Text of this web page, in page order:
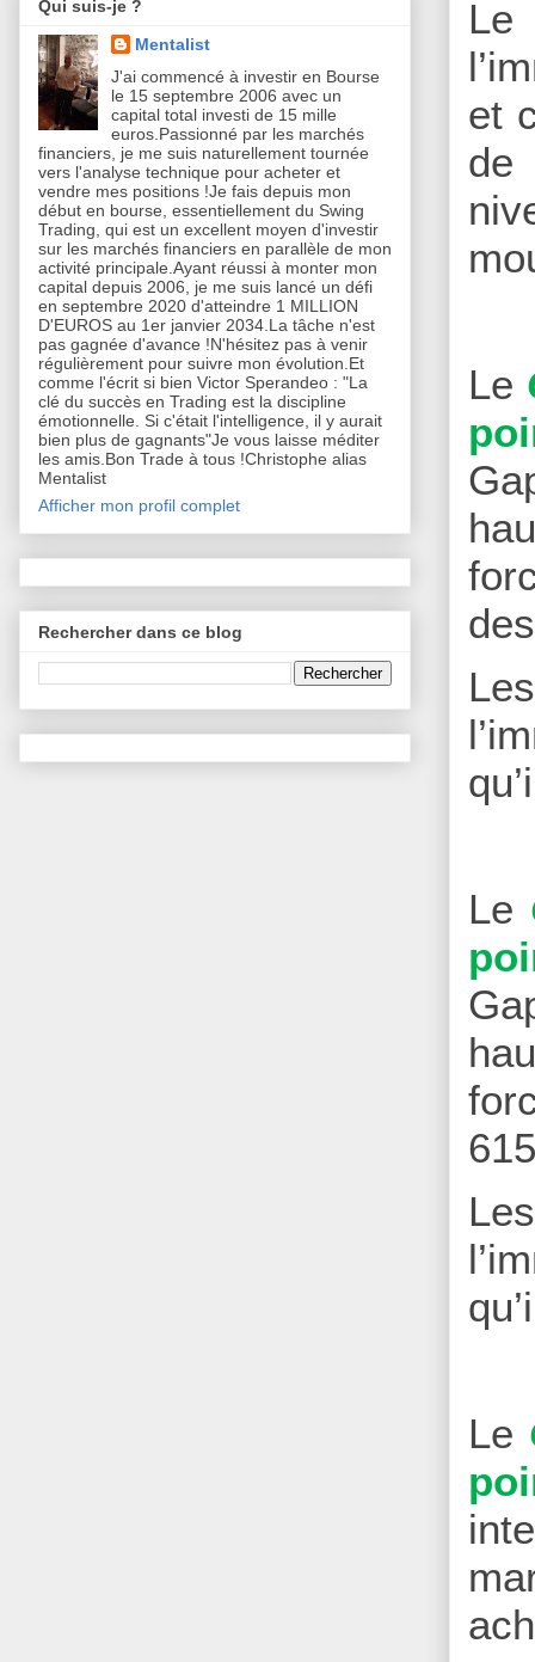
Le
et
de
Le
Le
Le
Qui suis-je ?
Mentalist
J'ai commencé à investir en Bourse
le 15 septembre 2006 avec un
capital total investi de 15 mille
euros.Passionné par les marchés
financiers, je me suis naturellement tournée
vers l'analyse technique pour acheter et
vendre mes positions !Je fais depuis mon
début en bourse, essentiellement du Swing
Trading, qui est un excellent moyen d'investir
sur les marchés financiers en parallèle de mon
activité principale.Ayant réussi à monter mon
capital depuis 2006, je me suis lancé un défi
en septembre 2020 d'atteindre 1 MILLION
D'EUROS au 1er janvier 2034.La tâche n'est
pas gagnée d'avance !N'hésitez pas à venir
régulièrement pour suivre mon évolution.Et
comme l'écrit si bien Victor Sperandeo : "La
clé du succès en Trading est la discipline
émotionnelle. Si c'était l'intelligence, il y aurait
bien plus de gagnants"Je vous laisse méditer
les amis.Bon Trade à tous !Christophe alias
Mentalist
Afficher mon profil complet
Rechercher dans ce blog